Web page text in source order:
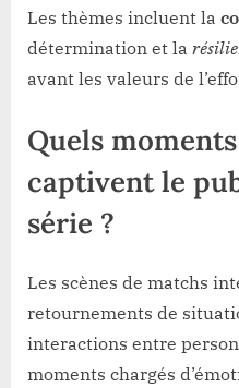
Les thèmes incluent la
détermination et la
avant les valeurs de
Quels
captivent le
série ?
Les scènes de matchs
retournements de
interactions entre
moments chargés